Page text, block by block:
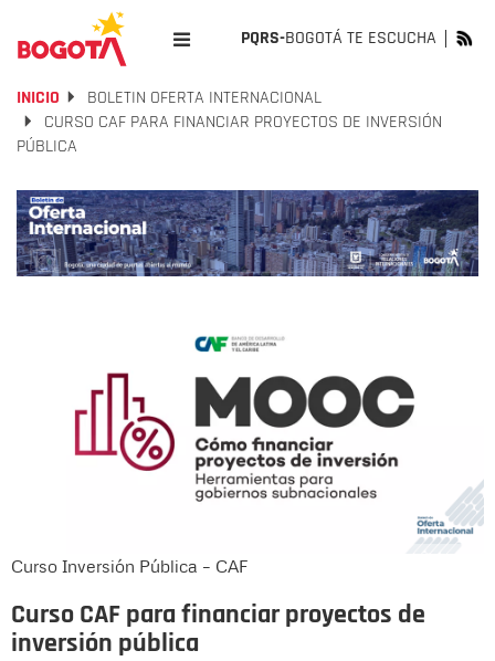
PQRS-BOGOTÁ TE ESCUCHA
INICIO
BOLETIN OFERTA INTERNACIONAL
CURSO CAF PARA FINANCIAR PROYECTOS DE INVERSIÓN
PÚBLICA
Curso Inversión Pública – CAF
Curso CAF para financiar proyectos de
inversión pública